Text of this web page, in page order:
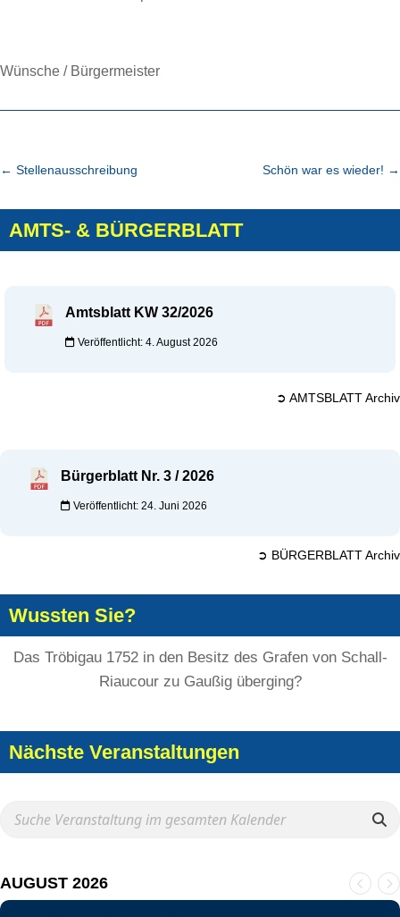
Wünsche / Bürgermeister
← Stellenausschreibung Schön war es wieder! →
AMTS- & BÜRGERBLATT
Amtsblatt KW 32/2026
Veröffentlicht: 4. August 2026
➲ AMTSBLATT Archiv
Bürgerblatt Nr. 3 / 2026
Veröffentlicht: 24. Juni 2026
➲ BÜRGERBLATT Archiv
Wussten Sie?
Das Tröbigau 1752 in den Besitz des Grafen von Schall-
Riaucour zu Gaußig überging?
Nächste Veranstaltungen
AUGUST 2026